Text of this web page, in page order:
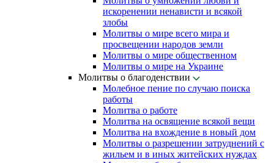
искоренении ненависти и всякой
злобы
Молитвы о мире всего мира и
просвещении народов земли
Молитвы о мире общественном
Молитвы о мире на Украине
Молитвы о благоденствии
Молебное пение по случаю поиска
работы
Молитва о работе
Молитва на освящение всякой вещи
Молитва на вхождение в новый дом
Молитвы о разрешении затруднений с
жильем и в иных житейских нуждах